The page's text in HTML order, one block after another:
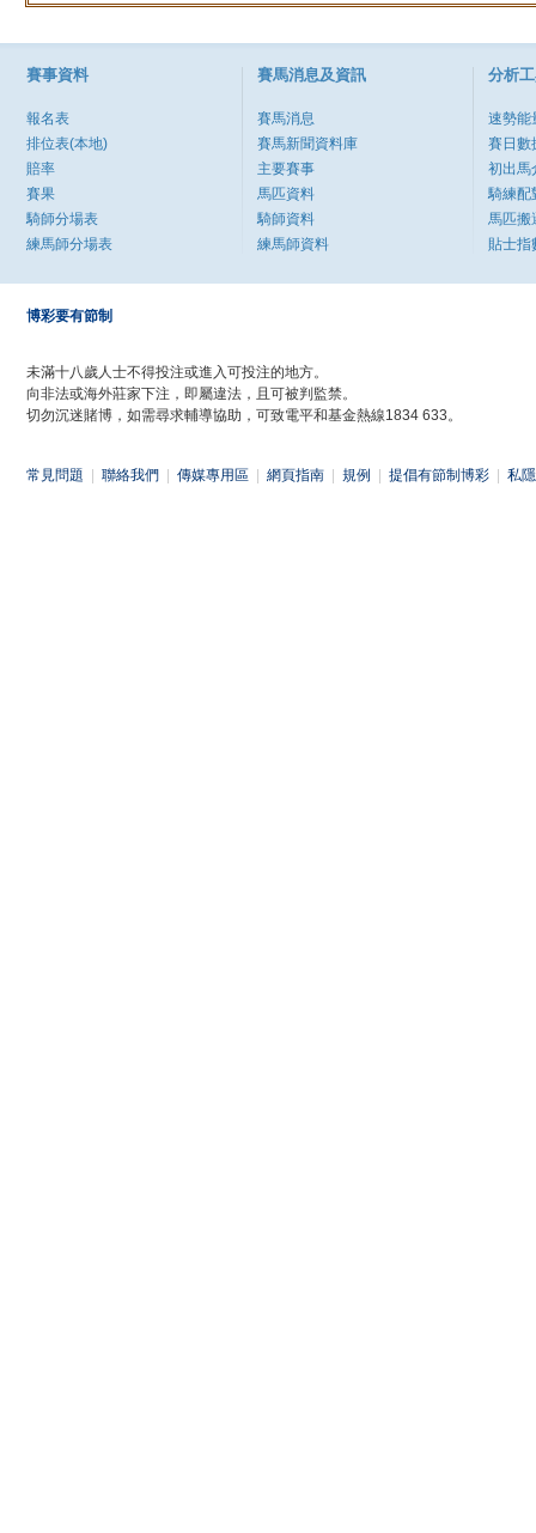
賽事資料
報名表
排位表(本地)
賠率
賽果
騎師分場表
練馬師分場表
賽馬消息及資訊
賽馬消息
賽馬新聞資料庫
主要賽事
馬匹資料
騎師資料
練馬師資料
分析
速勢能
賽日數
初出馬
騎練配
馬匹搬
貼士指
博彩要有節制
未滿十八歲人士不得投注或進入可投注的地方。
向非法或海外莊家下注，即屬違法，且可被判監禁。
切勿沉迷賭博，如需尋求輔導協助，可致電平和基金熱線1834 633。
常見問題 聯絡我們 傳媒專用區 網頁指南 規例 提倡有節制博彩 私